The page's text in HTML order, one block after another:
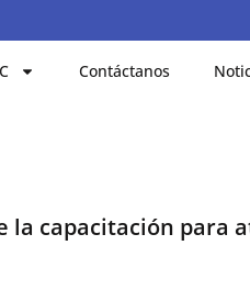
Contáctanos
la capacitación para